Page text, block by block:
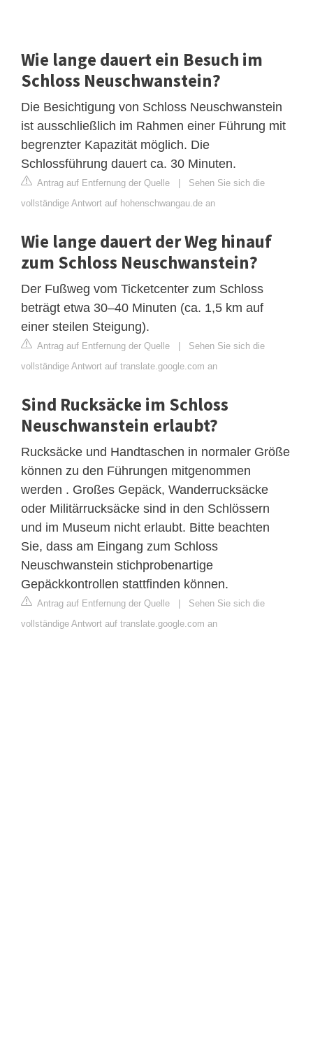
Wie lange dauert ein Besuch im
Schloss Neuschwanstein?
Die Besichtigung von Schloss Neuschwanstein
ist ausschließlich im Rahmen einer Führung mit
begrenzter Kapazität möglich. Die
Schlossführung dauert ca. 30 Minuten.
Antrag auf Entfernung der Quelle | Sehen Sie sich die
vollständige Antwort auf hohenschwangau.de an
Wie lange dauert der Weg hinauf
zum Schloss Neuschwanstein?
Der Fußweg vom Ticketcenter zum Schloss
beträgt etwa 30–40 Minuten (ca. 1,5 km auf
einer steilen Steigung).
Antrag auf Entfernung der Quelle | Sehen Sie sich die
vollständige Antwort auf translate.google.com an
Sind Rucksäcke im Schloss
Neuschwanstein erlaubt?
Rucksäcke und Handtaschen in normaler Größe
können zu den Führungen mitgenommen
werden . Großes Gepäck, Wanderrucksäcke
oder Militärrucksäcke sind in den Schlössern
und im Museum nicht erlaubt. Bitte beachten
Sie, dass am Eingang zum Schloss
Neuschwanstein stichprobenartige
Gepäckkontrollen stattfinden können.
Antrag auf Entfernung der Quelle | Sehen Sie sich die
vollständige Antwort auf translate.google.com an